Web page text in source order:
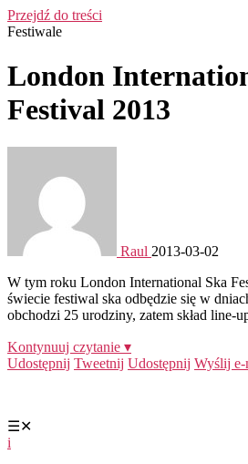
Przejdź do treści
Festiwale
London
Festival 2013
Raul 2013-03-02
W tym roku London International Ska
świecie festiwal ska odbędzie się w
obchodzi 25 urodziny, zatem skład line-
Kontynuuj czytanie ▾
Udostępnij Tweetnij Udostępnij Wyślij e-
☰✕
i